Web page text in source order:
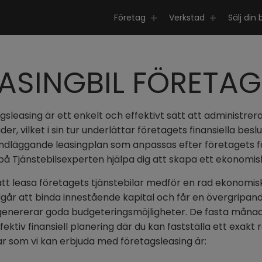
Företag Verkstad Sälj din
FÖRETAG
är ett enkelt och effektivt sätt att
vilket i sin tur underlättar företagets finansiella
leasingplan som anpassas efter företagets
Tjänstebilsexperten hjälpa dig att skapa ett
leasa företagets tjänstebilar medför en rad
att binda innestående kapital och får en
goda budgeteringsmöjligheter. De fasta
finansiell planering där du kan fastställa ett exakt
som vi kan erbjuda med företagsleasing är: